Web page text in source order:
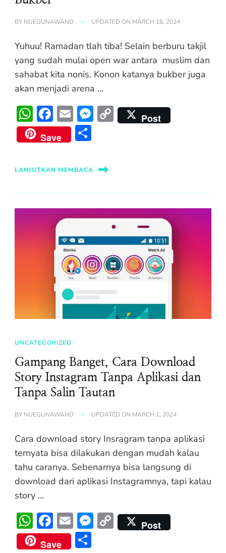
BY NUEGUNAWAND UPDATED ON MARCH 18, 2024
Yuhuu! Ramadan tlah tiba! Selain berburu takjil
yang sudah mulai open war antara muslim dan
sahabat kita nonis. Konon katanya bukber juga
akan menjadi arena …
WhatsApp
Facebook
EmailMessenger
Copy
Link
Post
Save
LANJUTKAN MEMBACA
UNCATEGORIZED
Gampang Banget, Cara Download
Story Instagram Tanpa Aplikasi dan
Tanpa Salin Tautan
BY NUEGUNAWAND UPDATED ON MARCH 1, 2024
Cara download story Insragram tanpa aplikasi
ternyata bisa dilakukan dengan mudah kalau
tahu caranya. Sebenarnya bisa langsung di
download dari aplikasi Instagramnya, tapi kalau
story …
WhatsApp
Facebook
EmailMessenger
Copy
Link
Post
Save